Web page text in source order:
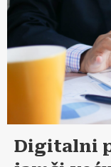
Digitalni